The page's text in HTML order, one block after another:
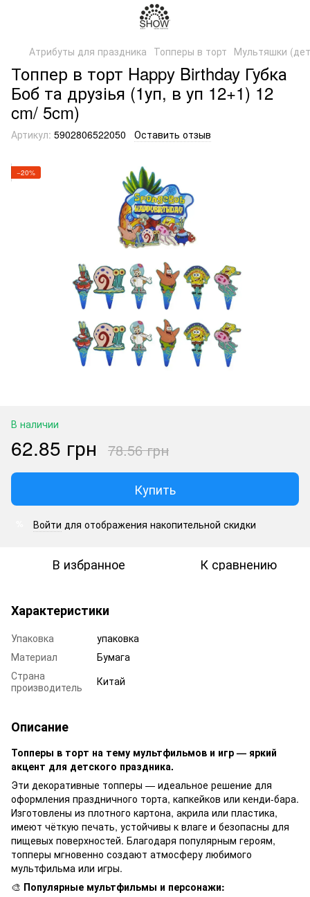
Атрибуты для праздника Топперы в торт Мультяшки
Топпер в торт Happy Birthday Губка
Боб та друзіья (1уп, в уп 12+1) 12
cm/ 5cm)
Артикул: 5902806522050 Оставить отзыв
−20%
В наличии
62.85 грн 78.56 грн
Купить
Войти для отображения накопительной скидки
В избранное К сравнению
Характеристики
Упаковка
упаковка
Материал
Бумага
Страна
производитель
Китай
Описание
Топперы в торт на тему мультфильмов и игр — яркий
акцент для детского праздника.
Эти декоративные топперы — идеальное решение для
оформления праздничного торта, капкейков или кенди-бара.
Изготовлены из плотного картона, акрила или пластика,
имеют чёткую печать, устойчивы к влаге и безопасны для
пищевых поверхностей. Благодаря популярным героям,
топперы мгновенно создают атмосферу любимого
мультфильма или игры.
🎨 Популярные мультфильмы и персонажи: